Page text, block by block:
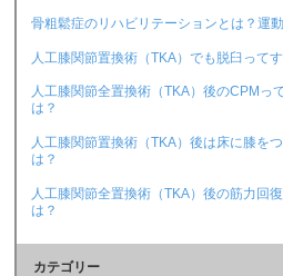
骨粗鬆症のリハビリテーションとは？運
人工膝関節置換術（TKA）でも脱臼って
人工膝関節全置換術（TKA）後のCPMっ
は？
人工膝関節置換術（TKA）後は床に膝を
は？
人工膝関節全置換術（TKA）後の筋力回
は？
カテゴリー